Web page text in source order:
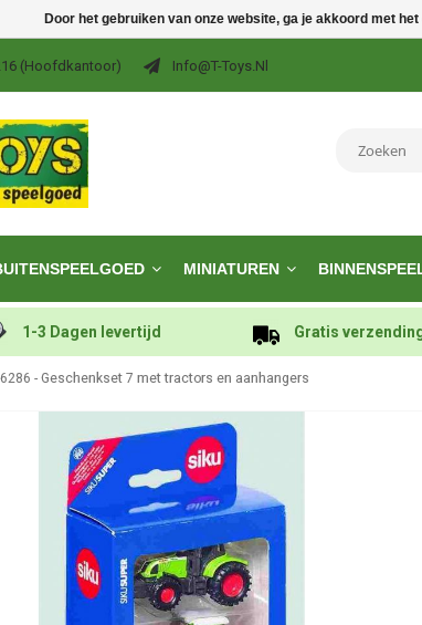
(hoofdkantoor) Info@t-Toys.nl
MINIATUREN
1-3 Dagen levertijd Gratis
- Geschenkset 7 met tractors en aanhangers
Door het gebruiken van onze website, ga je akkoord met